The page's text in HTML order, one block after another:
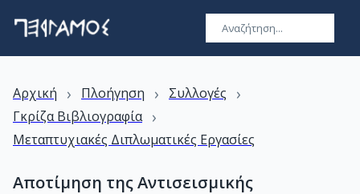
Αρχική › Πλοήγηση › Συλλογές ›
Γκρίζα Βιβλιογραφία ›
Μεταπτυχιακές Διπλωματικές Εργασίες
Αποτίμηση της Αντισεισμικής